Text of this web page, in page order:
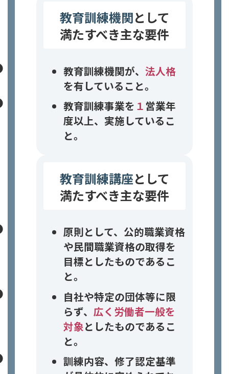
教育訓練機関として
満たすべき主な要件
教育訓練機関が、法人格
を有していること。
教育訓練事業を １営業年
度以上、実施しているこ
と。
教育訓練講座として
満たすべき主な要件
原則として、公的職業資格
や民間職業資格の取得を
目標としたものであるこ
と。
自社や特定の団体等に限
らず、広く労働者一般を
対象としたものであるこ
と。
訓練内容、修了認定基準